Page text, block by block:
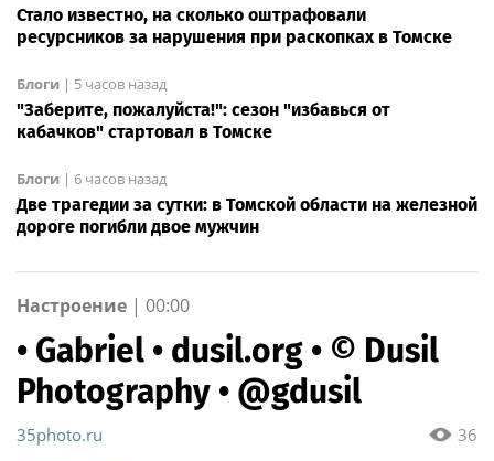
Стало известно, на сколько оштрафовали
ресурсников за нарушения при раскопках в Томске
Блоги | 5 часов назад
"Заберите, пожалуйста!": сезон "избавься от
кабачков" стартовал в Томске
Блоги | 6 часов назад
Две трагедии за сутки: в Томской области на железной
дороге погибли двое мужчин
Настроение | 00:00
• Gabriel • dusil.org • © Dusil
Photography • @gdusil
36
35photo.ru